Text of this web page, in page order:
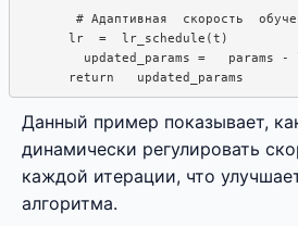
# Адаптивная  скорость
      lr  =  lr_schedule(t)
updated_params =   params -
Данный пример показывает,
динамически регулировать
каждой итерации, что
алгоритма.